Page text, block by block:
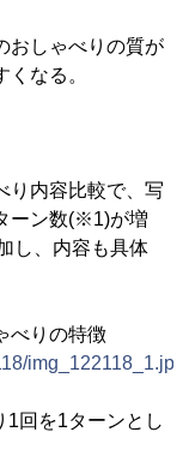
おしゃべりの質が
なる。
り内容比較で、写
ーン数(※1)が増
し、内容も具体
べりの特徴
回を1ターンとし